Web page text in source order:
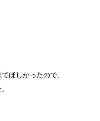
ほしかったので、